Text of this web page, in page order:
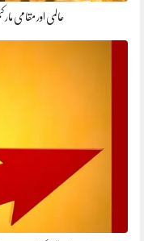
عالمی اور مقامی